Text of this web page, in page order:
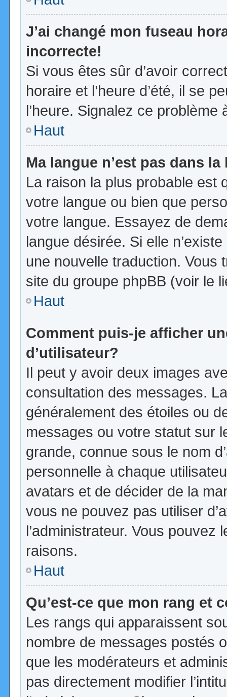
J’ai changé mon fuseau
incorrecte!
Si vous êtes sûr d’avoir
horaire et l’heure d’été, il se
l’heure. Signalez ce problème
Haut
Ma langue n’est pas dans la
La raison la plus probable est
votre langue ou bien que
votre langue. Essayez de
langue désirée. Si elle
une nouvelle traduction. Vous
site du groupe phpBB (voir le
Haut
Comment puis-je afficher
d’utilisateur?
Il peut y avoir deux images
consultation des messages.
généralement des étoiles ou
messages ou votre statut sur
grande, connue sous le nom
personnelle à chaque
avatars et de décider de la
vous ne pouvez pas utiliser
l’administrateur. Vous
raisons.
Haut
Qu’est-ce que mon rang et
Les rangs qui apparaissent
nombre de messages postés
que les modérateurs et
pas directement modifier